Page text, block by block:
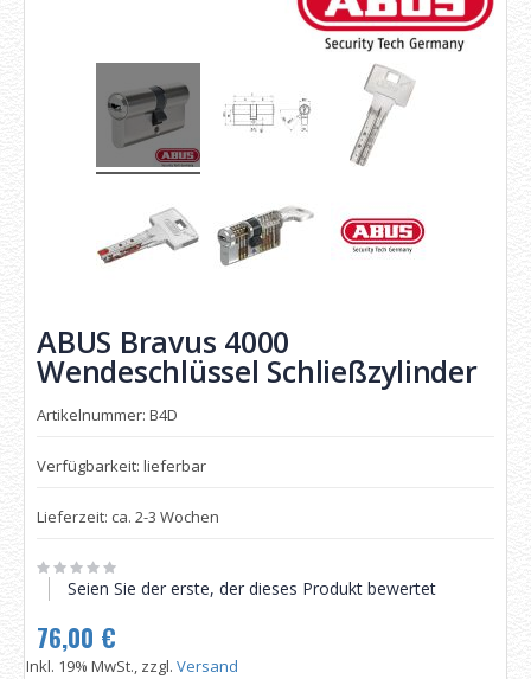
ABUS Bravus 4000
Wendeschlüssel Schließzylinder
Artikelnummer: B4D
Verfügbarkeit: lieferbar
Lieferzeit: ca. 2-3 Wochen
Seien Sie der erste, der dieses Produkt bewertet
76,00 €
Inkl. 19% MwSt., zzgl. Versand